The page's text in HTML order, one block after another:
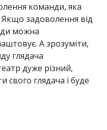
команди, яка
задоволення від
можна
А зрозуміти,
глядача
дуже різний,
глядача і буде